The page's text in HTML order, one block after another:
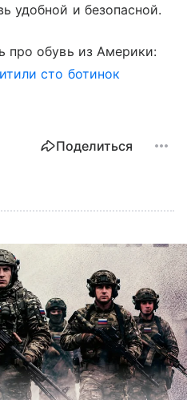
удобной и безопасной.
про обувь из Америки:
сто ботинок
Поделиться